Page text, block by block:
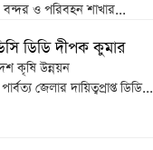
ও পরিবহন শাখার...
ডিডি দীপক কুমার
কৃষি উন্নয়ন
জেলার দায়িত্বপ্রাপ্ত ডিডি...